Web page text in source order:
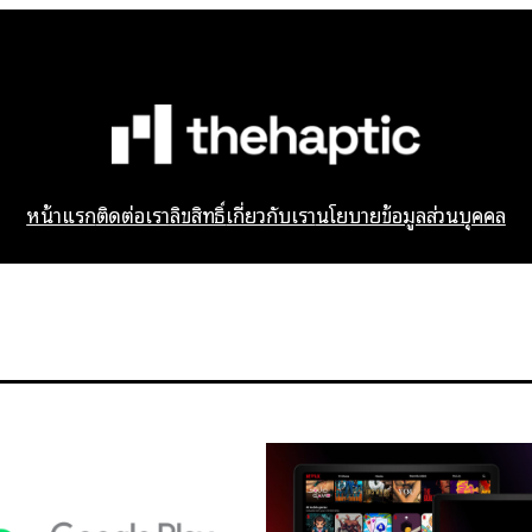
หน้าแรกติดต่อเราลิขสิทธิ์เกี่ยวกับเรานโยบายข้อมูลส่วนบุคคล